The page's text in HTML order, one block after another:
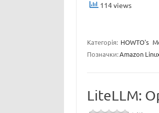
114 views
Категорія: HOWTO's
Позначки:Amazon
LiteLLM: